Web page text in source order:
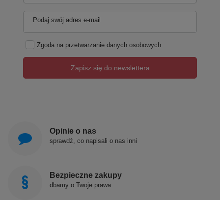
Podaj swój adres e-mail
Zgoda na przetwarzanie danych osobowych
Zapisz się do newslettera
Opinie o nas
sprawdź, co napisali o nas inni
Bezpieczne zakupy
dbamy o Twoje prawa